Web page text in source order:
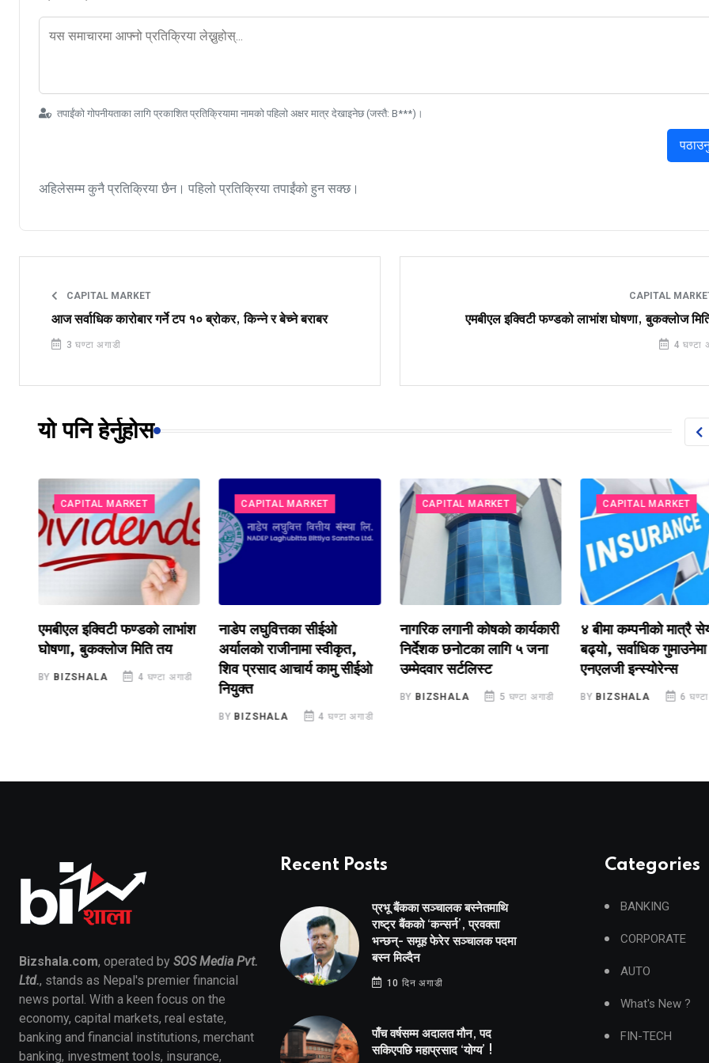
तपाईंको गोपनीयताका लागि प्रकाशित प्रतिक्रियामा नामको पहिलो अक्षर मात्र देखाइनेछ (जस्तै: B***)।
अहिलेसम्म कुनै प्रतिक्रिया छैन। पहिलो प्रतिक्रिया तपाईंको हुन सक्छ।
CAPITAL MARKET
आज सर्वाधिक कारोबार गर्ने टप १० ब्रोकर, किन्ने र बेच्ने बराबर
3 घण्टा अगाडी
CAPITAL
एमबीएल इक्विटी फण्डको लाभांश घोषणा, बुकक्लोज
4 घण्टा
यो पनि हेर्नुहोस
CAPITAL MARKET
एमबीएल इक्विटी फण्डको लाभांश
घोषणा, बुकक्लोज मिति तय
BY BIZSHALA 4 घण्टा अगाडी
CAPITAL MARKET
नाडेप लघुवित्तका सीईओ
अर्यालको राजीनामा स्वीकृत,
शिव प्रसाद आचार्य कामु सीईओ
नियुक्त
BY BIZSHALA 4 घण्टा अगाडी
CAPITAL MARKET
नागरिक लगानी कोषको कार्यकारी
निर्देशक छनोटका लागि ५ जना
उम्मेदवार सर्टलिस्ट
BY BIZSHALA 5 घण्टा अगाडी
CAPITAL MARKET
४ बीमा कम्पनीको मात्रै
बढ्यो, सर्वाधिक गुमाउनेमा
एनएलजी इन्स्योरेन्स
BY BIZSHALA 6
Bizshala.com, operated by SOS Media Pvt.
Ltd., stands as Nepal's premier financial
news portal. With a keen focus on the
economy, capital markets, real estate,
banking and financial institutions, merchant
banking, investment tools, insurance,
Recent Posts
प्रभू बैंकका सञ्चालक बस्नेतमाथि
राष्ट्र बैंकको ‘कन्सर्न’, प्रवक्ता
भन्छन्- समूह फेरेर सञ्चालक पदमा
बस्न मिल्दैन
10 दिन अगाडी
पाँच वर्षसम्म अदालत मौन, पद
सकिएपछि महाप्रसाद ‘योग्य’ !
Categories
BANKING
CORPORATE
AUTO
What's New ?
FIN-TECH